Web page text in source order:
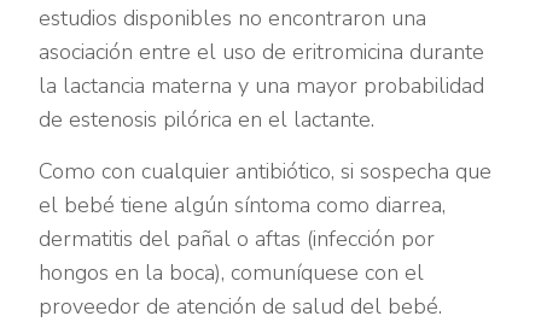
estudios disponibles no encontraron una
asociación entre el uso de eritromicina durante
la lactancia materna y una mayor probabilidad
de estenosis pilórica en el lactante.
Como con cualquier antibiótico, si sospecha que
el bebé tiene algún síntoma como diarrea,
dermatitis del pañal o aftas (infección por
hongos en la boca), comuníquese con el
proveedor de atención de salud del bebé.